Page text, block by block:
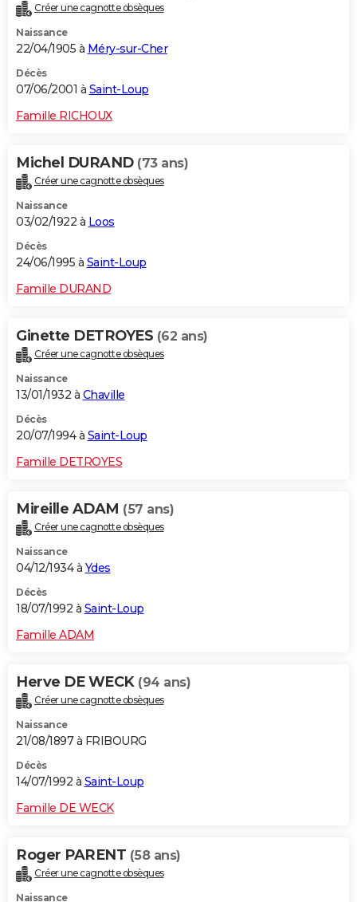
Créer une cagnotte obsèques
Naissance
22/04/1905 à Méry-sur-Cher
Décès
07/06/2001 à Saint-Loup
Famille RICHOUX
Michel DURAND (73 ans)
Créer une cagnotte obsèques
Naissance
03/02/1922 à Loos
Décès
24/06/1995 à Saint-Loup
Famille DURAND
Ginette DETROYES (62 ans)
Créer une cagnotte obsèques
Naissance
13/01/1932 à Chaville
Décès
20/07/1994 à Saint-Loup
Famille DETROYES
Mireille ADAM (57 ans)
Créer une cagnotte obsèques
Naissance
04/12/1934 à Ydes
Décès
18/07/1992 à Saint-Loup
Famille ADAM
Herve DE WECK (94 ans)
Créer une cagnotte obsèques
Naissance
21/08/1897 à FRIBOURG
Décès
14/07/1992 à Saint-Loup
Famille DE WECK
Roger PARENT (58 ans)
Créer une cagnotte obsèques
Naissance